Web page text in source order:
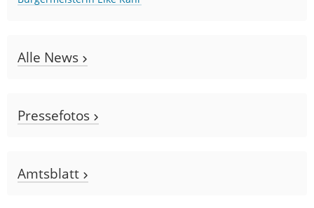
Alle News
Pressefotos
Amtsblatt